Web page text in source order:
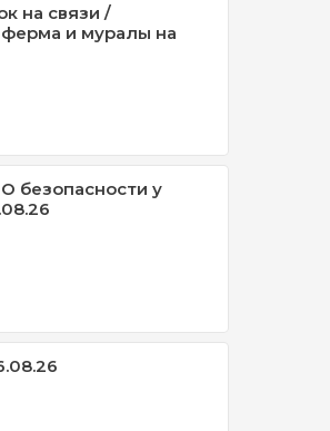
на связи /
и муралы на
безопасности у